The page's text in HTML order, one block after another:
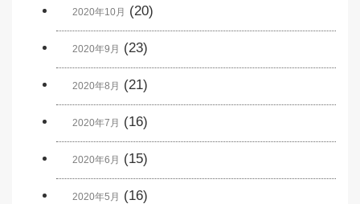
2020年10月 (20)
2020年9月 (23)
2020年8月 (21)
2020年7月 (16)
2020年6月 (15)
2020年5月 (16)